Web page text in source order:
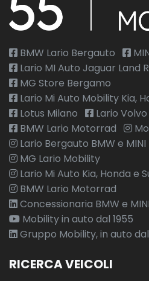
BMW Lario Bergauto
Lario MI Auto Jaguar Land
MG Store Bergamo
Lario Mi Auto Mobility Kia,
Lotus Milano
Lario Volvo
BMW Lario Motorrad
Lario Bergauto BMW e MINI
MG Lario Mobility
Lario Mi Auto Kia, Honda e
BMW Lario Motorrad
Concessionaria BMW e
Mobility in auto dal 1955
Gruppo Mobility, in auto dal
RICERCA VEICOLI